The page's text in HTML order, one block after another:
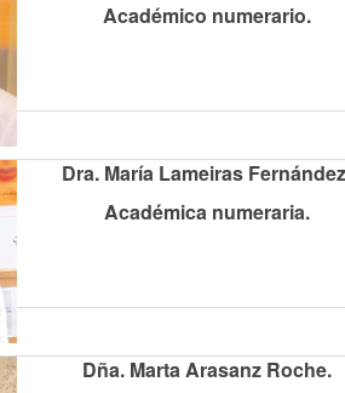
Académico numerario.
Dra. María Lameiras
Académica numeraria.
Dña. Marta Arasanz Roche.